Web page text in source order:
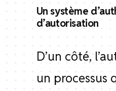
Un système
d’autorisation
D’un côté,
un processus